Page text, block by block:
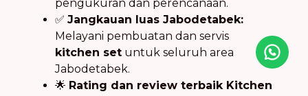
pengukuran dan perencanaan.
✅ Jangkauan luas Jabodetabek:
Melayani pembuatan dan servis
kitchen set untuk seluruh area
Jabodetabek.
🌟 Rating dan review terbaik Kitchen